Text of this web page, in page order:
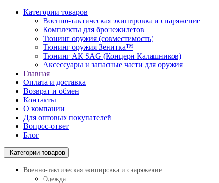
Категории товаров
Военно-тактическая экипировка и снаряжение
Комплекты для бронежилетов
Тюнинг оружия (совместимость)
Тюнинг оружия Зенитка™
Тюнинг АК SAG (Концерн Калашников)
Аксессуары и запасные части для оружия
Главная
Оплата и доставка
Возврат и обмен
Контакты
О компании
Для оптовых покупателей
Вопрос-ответ
Блог
Категории товаров
Военно-тактическая экипировка и снаряжение
Одежда